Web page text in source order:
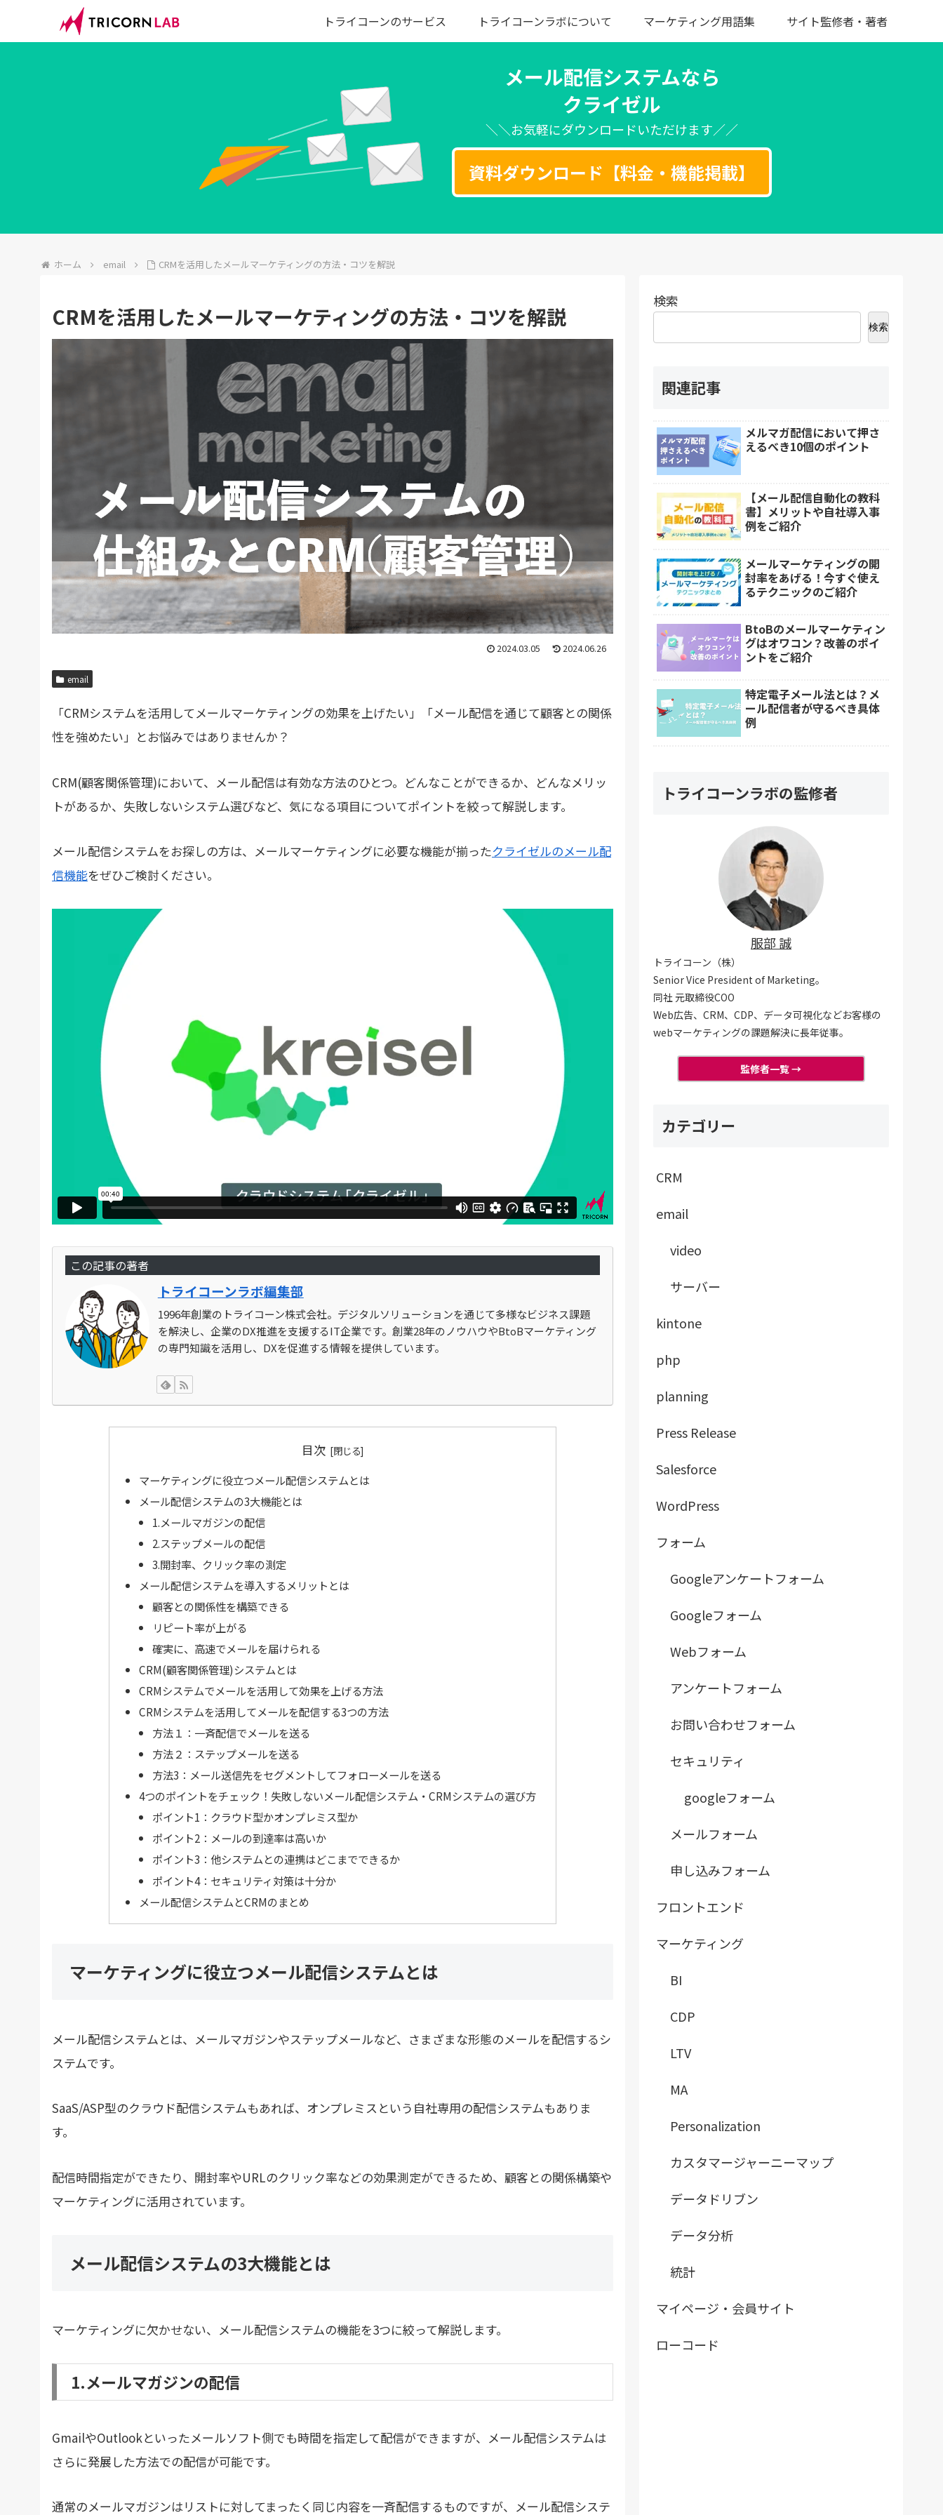
トライコーンのサービス トライコーンラボについて マーケティング用語集 サイト監修者・著者
メール配信システムなら
クライゼル
＼＼お気軽にダウンロードいただけます／／
資料ダウンロード【料金・機能掲載】
ホーム email CRMを活用したメールマーケティングの方法・コツを解説
CRMを活用したメールマーケティングの方法・コツを解説
2024.03.05 2024.06.26
email
「CRMシステムを活用してメールマーケティングの効果を上げたい」「メール配信を通じて顧客との関係
性を強めたい」とお悩みではありませんか？
CRM(顧客関係管理)において、メール配信は有効な方法のひとつ。どんなことができるか、どんなメリッ
トがあるか、失敗しないシステム選びなど、気になる項目についてポイントを絞って解説します。
メール配信システムをお探しの方は、メールマーケティングに必要な機能が揃ったクライゼルのメール配
信機能をぜひご検討ください。
この記事の著者
トライコーンラボ編集部
1996年創業のトライコーン株式会社。デジタルソリューションを通じて多様なビジネス課題
を解決し、企業のDX推進を支援するIT企業です。創業28年のノウハウやBtoBマーケティング
の専門知識を活用し、DXを促進する情報を提供しています。
目次
マーケティングに役立つメール配信システムとは
メール配信システムの3大機能とは
1.メールマガジンの配信
2.ステップメールの配信
3.開封率、クリック率の測定
メール配信システムを導入するメリットとは
顧客との関係性を構築できる
リピート率が上がる
確実に、高速でメールを届けられる
CRM(顧客関係管理)システムとは
CRMシステムでメールを活用して効果を上げる方法
CRMシステムを活用してメールを配信する3つの方法
方法１：一斉配信でメールを送る
方法２：ステップメールを送る
方法3：メール送信先をセグメントしてフォローメールを送る
4つのポイントをチェック！失敗しないメール配信システム・CRMシステムの選び方
ポイント1：クラウド型かオンプレミス型か
ポイント2：メールの到達率は高いか
ポイント3：他システムとの連携はどこまでできるか
ポイント4：セキュリティ対策は十分か
メール配信システムとCRMのまとめ
マーケティングに役立つメール配信システムとは
メール配信システムとは、メールマガジンやステップメールなど、さまざまな形態のメールを配信するシ
ステムです。
SaaS/ASP型のクラウド配信システムもあれば、オンプレミスという自社専用の配信システムもありま
す。
配信時間指定ができたり、開封率やURLのクリック率などの効果測定ができるため、顧客との関係構築や
マーケティングに活用されています。
メール配信システムの3大機能とは
マーケティングに欠かせない、メール配信システムの機能を3つに絞って解説します。
1.メールマガジンの配信
GmailやOutlookといったメールソフト側でも時間を指定して配信ができますが、メール配信システムは
さらに発展した方法での配信が可能です。
通常のメールマガジンはリストに対してまったく同じ内容を一斉配信するものですが、メール配信システ
検索
検索
関連記事
メルマガ配信において押さ
えるべき10個のポイント
【メール配信自動化の教科
書】メリットや自社導入事
例をご紹介
メールマーケティングの開
封率をあげる！今すぐ使え
るテクニックのご紹介
BtoBのメールマーケティン
グはオワコン？改善のポイ
ントをご紹介
特定電子メール法とは？メ
ール配信者が守るべき具体
例
トライコーンラボの監修者
服部 誠
トライコーン（株）
Senior Vice President of Marketing。
同社 元取締役COO
Web広告、CRM、CDP、データ可視化などお客様の
webマーケティングの課題解決に長年従事。
監修者一覧 →
カテゴリー
CRM
email
video
サーバー
kintone
php
planning
Press Release
Salesforce
WordPress
フォーム
Googleアンケートフォーム
Googleフォーム
Webフォーム
アンケートフォーム
お問い合わせフォーム
セキュリティ
googleフォーム
メールフォーム
申し込みフォーム
フロントエンド
マーケティング
BI
CDP
LTV
MA
Personalization
カスタマージャーニーマップ
データドリブン
データ分析
統計
マイページ・会員サイト
ローコード